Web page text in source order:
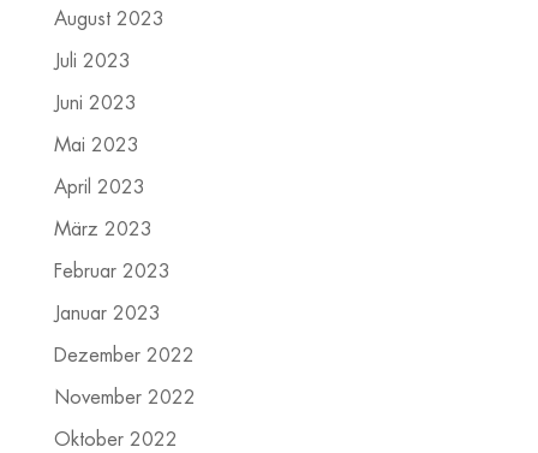
August 2023
Juli 2023
Juni 2023
Mai 2023
April 2023
März 2023
Februar 2023
Januar 2023
Dezember 2022
November 2022
Oktober 2022